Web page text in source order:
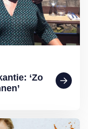
‘Zo
stel: ‘Als jij er niet